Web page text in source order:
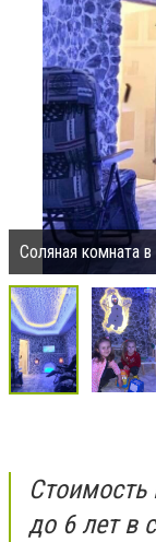
Соляная комната
Стоимость
до 6 лет в